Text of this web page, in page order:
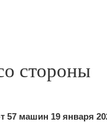
стороны
57 машин 19 января